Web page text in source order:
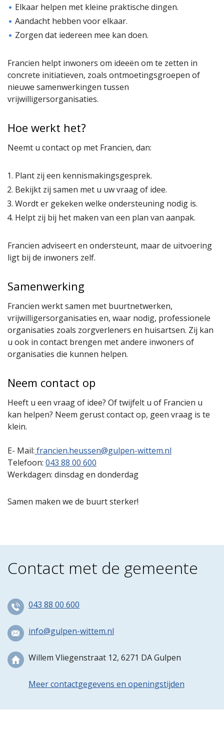
Elkaar helpen met kleine praktische dingen.
Aandacht hebben voor elkaar.
Zorgen dat iedereen mee kan doen.
Francien helpt inwoners om ideeën om te zetten in
concrete initiatieven, zoals ontmoetingsgroepen of
nieuwe samenwerkingen tussen
vrijwilligersorganisaties.
Hoe werkt het?
Neemt u contact op met Francien, dan:
Plant zij een kennismakingsgesprek.
Bekijkt zij samen met u uw vraag of idee.
Wordt er gekeken welke ondersteuning nodig is.
Helpt zij bij het maken van een plan van aanpak.
Francien adviseert en ondersteunt, maar de uitvoering
ligt bij de inwoners zelf.
Samenwerking
Francien werkt samen met buurtnetwerken,
vrijwilligersorganisaties en, waar nodig, professionele
organisaties zoals zorgverleners en huisartsen. Zij kan
u ook in contact brengen met andere inwoners of
organisaties die kunnen helpen.
Neem contact op
Heeft u een vraag of idee? Of twijfelt u of Francien u
kan helpen? Neem gerust contact op, geen vraag is te
klein.
E- Mail: francien.heussen@gulpen-wittem.nl
Telefoon: 043 88 00 600
Werkdagen: dinsdag en donderdag
Samen maken we de buurt sterker!
Contact met de gemeente
043 88 00 600
info@gulpen-wittem.nl
Willem Vliegenstraat 12, 6271 DA Gulpen
Meer contactgegevens en openingstijden